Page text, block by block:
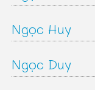
Ngọc Huy
Ngọc Duy